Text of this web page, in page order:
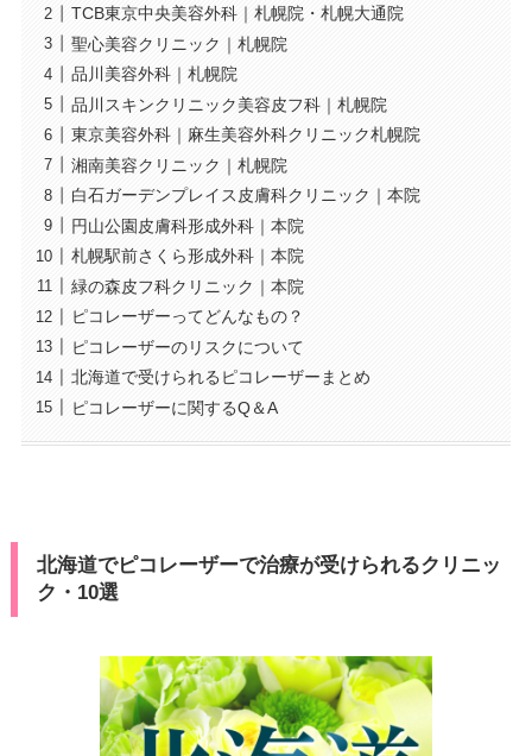
TCB東京中央美容外科｜札幌院・札幌大通院
聖心美容クリニック｜札幌院
品川美容外科｜札幌院
品川スキンクリニック美容皮フ科｜札幌院
東京美容外科｜麻生美容外科クリニック札幌院
湘南美容クリニック｜札幌院
白石ガーデンプレイス皮膚科クリニック｜本院
円山公園皮膚科形成外科｜本院
札幌駅前さくら形成外科｜本院
緑の森皮フ科クリニック｜本院
ピコレーザーってどんなもの？
ピコレーザーのリスクについて
北海道で受けられるピコレーザーまとめ
ピコレーザーに関するQ＆A
北海道でピコレーザーで治療が受けられるクリニッ
ク・10選